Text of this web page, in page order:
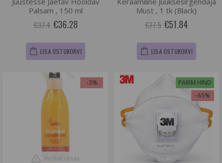
Palsam , 150 ml
€37.4 €36.28
LISA OSTUKORVI
Must , 1 tk (Black)
€77.5 €51.84
LISA OSTUKORVI
-3%
Hetkel otsas
PARIM HIND
-65%